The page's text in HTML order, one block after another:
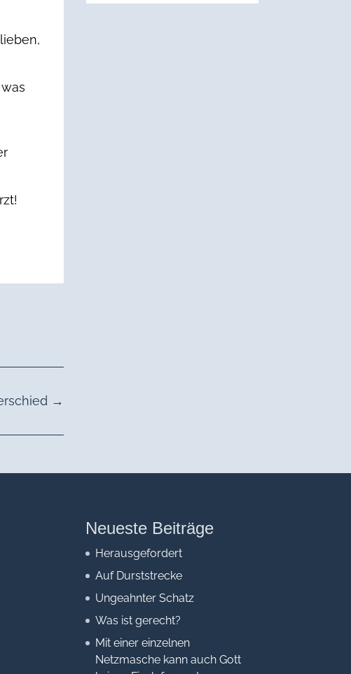
→
Neueste Beiträge
Herausgefordert
Auf Durststrecke
Ungeahnter Schatz
Was ist gerecht?
Mit einer einzelnen
Netzmasche kann auch Gott